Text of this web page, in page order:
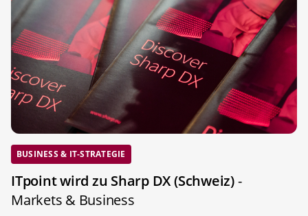
BUSINESS & IT-STRATEGIE
ITpoint wird zu Sharp DX (Schweiz)-
Markets & Business